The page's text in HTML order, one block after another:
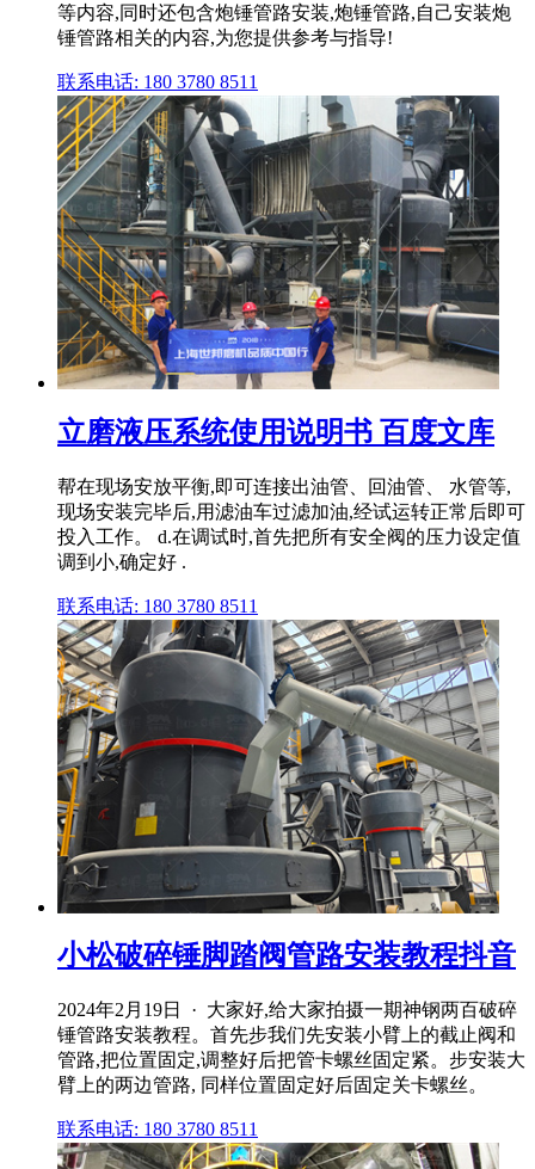
等内容,同时还包含炮锤管路安装,炮锤管路,自己安装炮
锤管路相关的内容,为您提供参考与指导!
联系电话: 180 3780 8511
立磨液压系统使用说明书 百度文库
帮在现场安放平衡,即可连接出油管、回油管、 水管等,
现场安装完毕后,用滤油车过滤加油,经试运转正常后即可
投入工作。 d.在调试时,首先把所有安全阀的压力设定值
调到小,确定好 .
联系电话: 180 3780 8511
小松破碎锤脚踏阀管路安装教程抖音
2024年2月19日 · 大家好,给大家拍摄一期神钢两百破碎
锤管路安装教程。首先步我们先安装小臂上的截止阀和
管路,把位置固定,调整好后把管卡螺丝固定紧。步安装大
臂上的两边管路, 同样位置固定好后固定关卡螺丝。
联系电话: 180 3780 8511